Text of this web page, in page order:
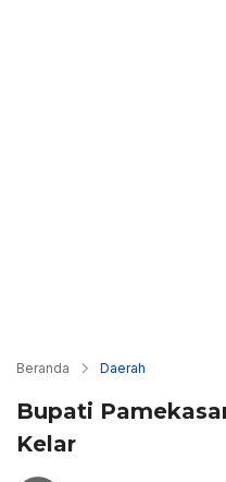
Beranda Daerah
Bupati
Kelar